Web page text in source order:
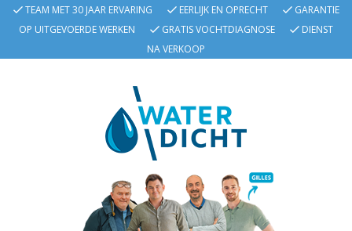
TEAM MET 30 JAAR ERVARING EERLIJK EN OPRECHT
GARANTIE
OP UITGEVOERDE WERKEN
GRATIS VOCHTDIAGNOSE
DIENST
NA VERKOOP